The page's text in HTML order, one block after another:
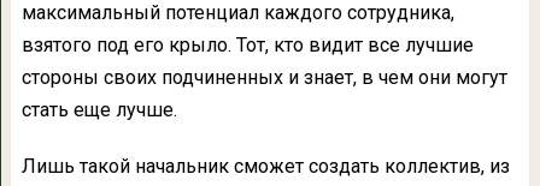
максимальный потенциал каждого сотрудника,
взятого под его крыло. Тот, кто видит все лучшие
стороны своих подчиненных и знает, в чем они могут
стать еще лучше.
Лишь такой начальник сможет создать коллектив, из